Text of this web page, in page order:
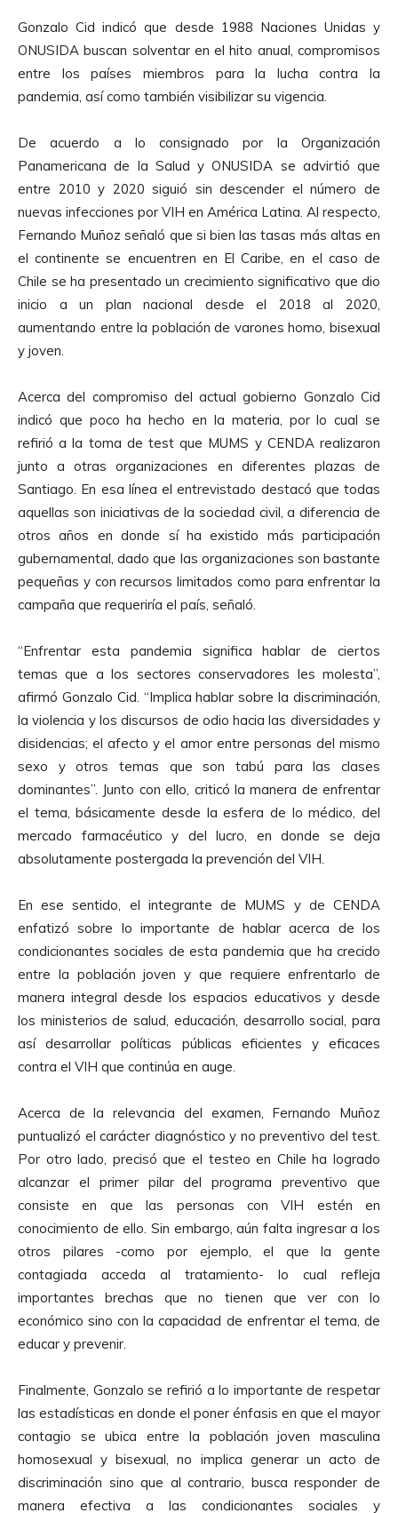
d
e
A
u
i
o
Gonzalo Cid indicó que desde 1988 Naciones Unidas y
ONUSIDA buscan solventar en el hito anual, compromisos
entre los países miembros para la lucha contra la
pandemia, así como también visibilizar su vigencia.
De acuerdo a lo consignado por la Organización
Panamericana de la Salud y ONUSIDA se advirtió que
entre 2010 y 2020 siguió sin descender el número de
nuevas infecciones por VIH en América Latina. Al respecto,
Fernando Muñoz señaló que si bien las tasas más altas en
el continente se encuentren en El Caribe, en el caso de
Chile se ha presentado un crecimiento significativo que dio
inicio a un plan nacional desde el 2018 al 2020,
aumentando entre la población de varones homo, bisexual
y joven.
Acerca del compromiso del actual gobierno Gonzalo Cid
indicó que poco ha hecho en la materia, por lo cual se
refirió a la toma de test que MUMS y CENDA realizaron
junto a otras organizaciones en diferentes plazas de
Santiago. En esa línea el entrevistado destacó que todas
aquellas son iniciativas de la sociedad civil, a diferencia de
otros años en donde sí ha existido más participación
gubernamental, dado que las organizaciones son bastante
pequeñas y con recursos limitados como para enfrentar la
campaña que requeriría el país, señaló.
“Enfrentar esta pandemia significa hablar de ciertos
temas que a los sectores conservadores les molesta”,
afirmó Gonzalo Cid. “Implica hablar sobre la discriminación,
la violencia y los discursos de odio hacia las diversidades y
disidencias; el afecto y el amor entre personas del mismo
sexo y otros temas que son tabú para las clases
dominantes”. Junto con ello, criticó la manera de enfrentar
el tema, básicamente desde la esfera de lo médico, del
mercado farmacéutico y del lucro, en donde se deja
absolutamente postergada la prevención del VIH.
En ese sentido, el integrante de MUMS y de CENDA
enfatizó sobre lo importante de hablar acerca de los
condicionantes sociales de esta pandemia que ha crecido
entre la población joven y que requiere enfrentarlo de
manera integral desde los espacios educativos y desde
los ministerios de salud, educación, desarrollo social, para
así desarrollar políticas públicas eficientes y eficaces
contra el VIH que continúa en auge.
Acerca de la relevancia del examen, Fernando Muñoz
puntualizó el carácter diagnóstico y no preventivo del test.
Por otro lado, precisó que el testeo en Chile ha logrado
alcanzar el primer pilar del programa preventivo que
consiste en que las personas con VIH estén en
conocimiento de ello. Sin embargo, aún falta ingresar a los
otros pilares -como por ejemplo, el que la gente
contagiada acceda al tratamiento- lo cual refleja
importantes brechas que no tienen que ver con lo
económico sino con la capacidad de enfrentar el tema, de
educar y prevenir.
Finalmente, Gonzalo se refirió a lo importante de respetar
las estadísticas en donde el poner énfasis en que el mayor
contagio se ubica entre la población joven masculina
homosexual y bisexual, no implica generar un acto de
discriminación sino que al contrario, busca responder de
manera efectiva a las condicionantes sociales y